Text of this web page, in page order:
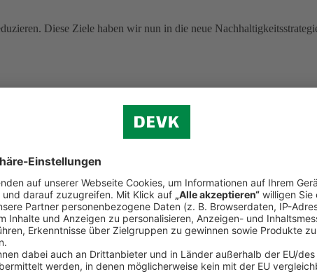
Diese Ziele haben wir nun in die neue
Pandemie-Effekte.